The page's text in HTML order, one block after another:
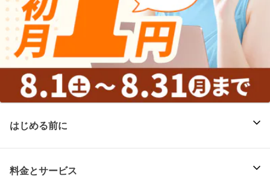
はじめる前に
料金とサービス